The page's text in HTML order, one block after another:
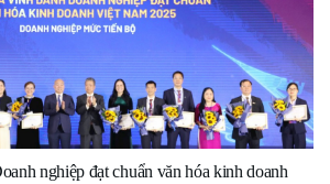
nghiệp đạt chuẩn văn hóa kinh doanh